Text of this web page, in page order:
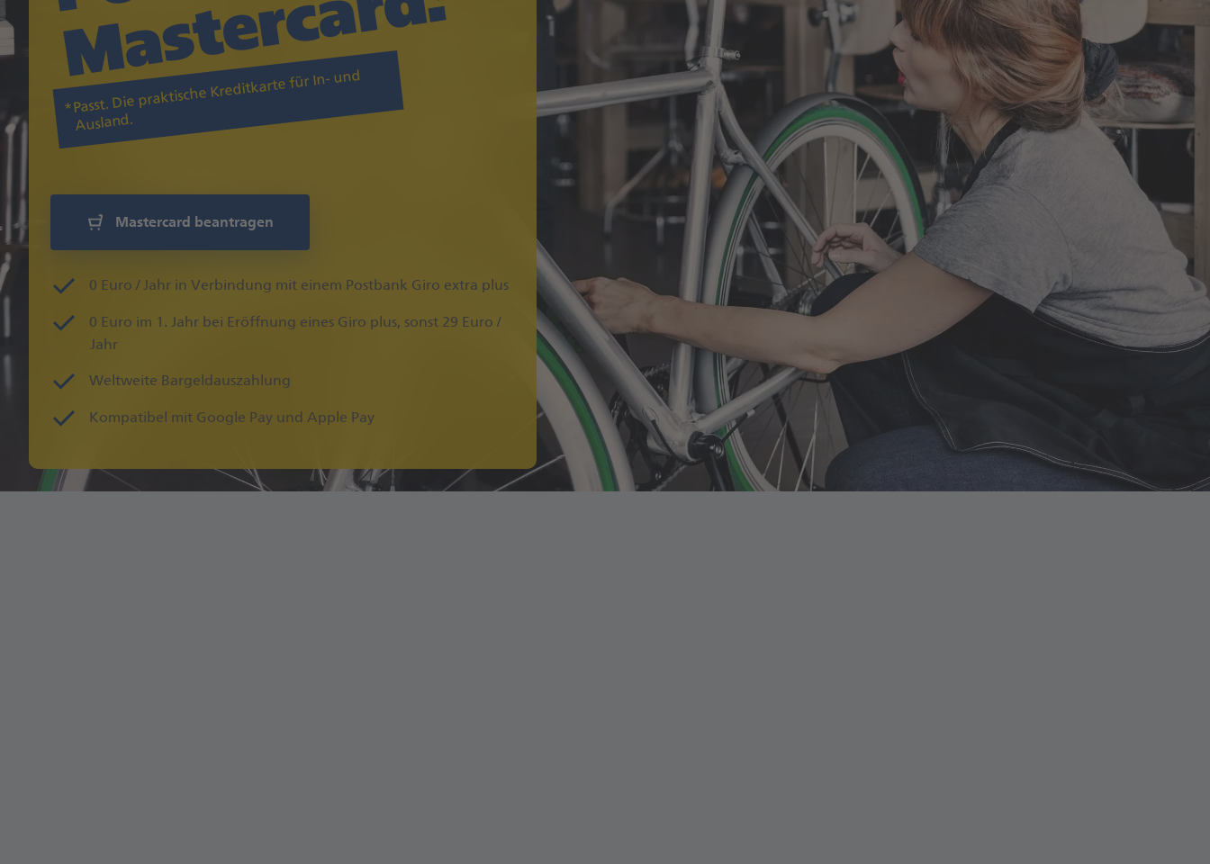
d.
Passt. Die praktische Kreditkarte für In- und
Ausland.
Mastercard beantragen
0 Euro / Jahr in Verbindung mit einem Postbank Giro extra plus
0 Euro im 1. Jahr bei Eröffnung eines Giro plus, sonst 29 Euro /
Jahr
Weltweite Bargeldauszahlung
Kompatibel mit Google Pay und Apple Pay